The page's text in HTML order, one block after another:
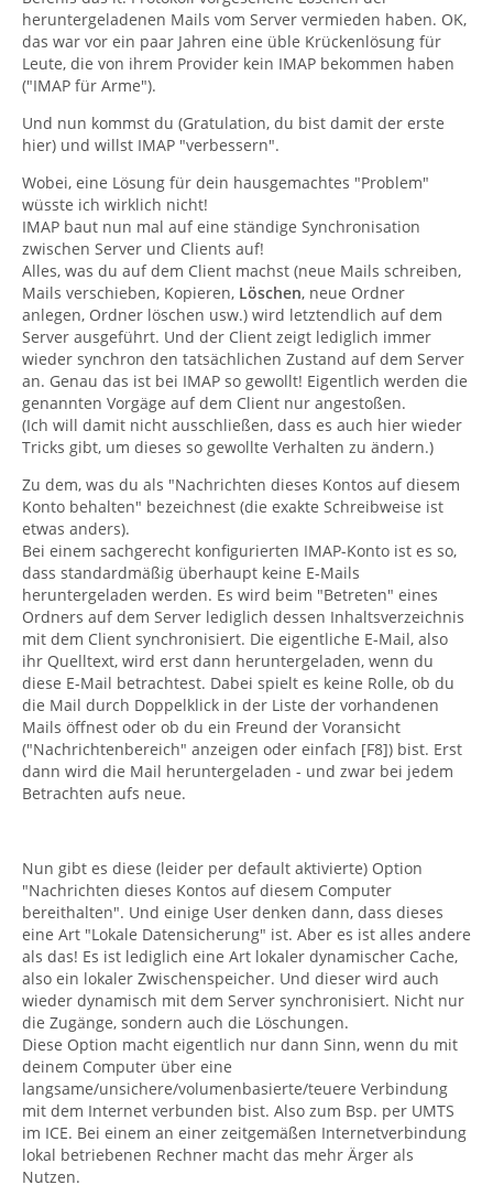
heruntergeladenen Mails vom Server vermieden haben. OK,
das war vor ein paar Jahren eine üble Krückenlösung für
Leute, die von ihrem Provider kein IMAP bekommen haben
("IMAP für Arme").
Und nun kommst du (Gratulation, du bist damit der erste
hier) und willst IMAP "verbessern".
Wobei, eine Lösung für dein hausgemachtes "Problem"
wüsste ich wirklich nicht!
IMAP baut nun mal auf eine ständige Synchronisation
zwischen Server und Clients auf!
Alles, was du auf dem Client machst (neue Mails schreiben,
Mails verschieben, Kopieren, Löschen, neue Ordner
anlegen, Ordner löschen usw.) wird letztendlich auf dem
Server ausgeführt. Und der Client zeigt lediglich immer
wieder synchron den tatsächlichen Zustand auf dem Server
an. Genau das ist bei IMAP so gewollt! Eigentlich werden die
genannten Vorgäge auf dem Client nur angestoßen.
(Ich will damit nicht ausschließen, dass es auch hier wieder
Tricks gibt, um dieses so gewollte Verhalten zu ändern.)
Zu dem, was du als "Nachrichten dieses Kontos auf diesem
Konto behalten" bezeichnest (die exakte Schreibweise ist
etwas anders).
Bei einem sachgerecht konfigurierten IMAP-Konto ist es so,
dass standardmäßig überhaupt keine E-Mails
heruntergeladen werden. Es wird beim "Betreten" eines
Ordners auf dem Server lediglich dessen Inhaltsverzeichnis
mit dem Client synchronisiert. Die eigentliche E-Mail, also
ihr Quelltext, wird erst dann heruntergeladen, wenn du
diese E-Mail betrachtest. Dabei spielt es keine Rolle, ob du
die Mail durch Doppelklick in der Liste der vorhandenen
Mails öffnest oder ob du ein Freund der Voransicht
("Nachrichtenbereich" anzeigen oder einfach [F8]) bist. Erst
dann wird die Mail heruntergeladen - und zwar bei jedem
Betrachten aufs neue.
Nun gibt es diese (leider per default aktivierte) Option
"Nachrichten dieses Kontos auf diesem Computer
bereithalten". Und einige User denken dann, dass dieses
eine Art "Lokale Datensicherung" ist. Aber es ist alles andere
als das! Es ist lediglich eine Art lokaler dynamischer Cache,
also ein lokaler Zwischenspeicher. Und dieser wird auch
wieder dynamisch mit dem Server synchronisiert. Nicht nur
die Zugänge, sondern auch die Löschungen.
Diese Option macht eigentlich nur dann Sinn, wenn du mit
deinem Computer über eine
langsame/unsichere/volumenbasierte/teuere Verbindung
mit dem Internet verbunden bist. Also zum Bsp. per UMTS
im ICE. Bei einem an einer zeitgemäßen Internetverbindung
lokal betriebenen Rechner macht das mehr Ärger als
Nutzen.